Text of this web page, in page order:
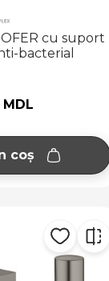
cu suport
bacterial
MDL
coș